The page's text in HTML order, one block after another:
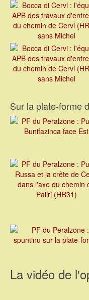
Sur la plate-forme
La vidéo de